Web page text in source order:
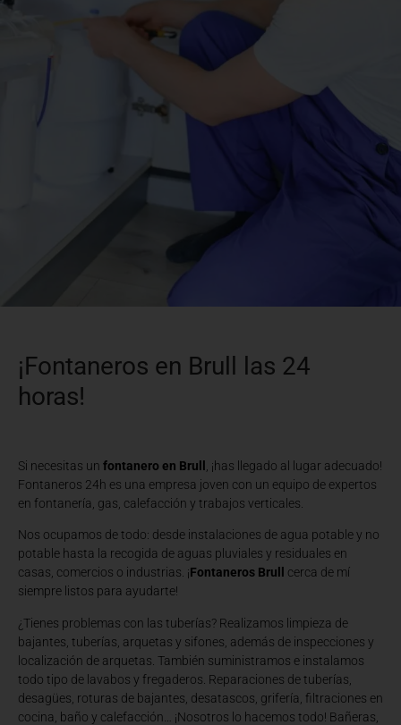
¡Fontaneros en Brull las 24
horas!
Si necesitas un fontanero en Brull
, ¡has llegado al lugar adecuado!
Fontaneros 24h es una empresa joven con un equipo de expertos
en fontanería, gas, calefacción y trabajos verticales.
Nos ocupamos de todo: desde instalaciones de agua potable y no
potable hasta la recogida de aguas pluviales y residuales en
casas, comercios o industrias. ¡Fontaneros Brull
cerca de mí
siempre listos para ayudarte!
¿Tienes problemas con las tuberías? Realizamos limpieza de
bajantes, tuberías, arquetas y sifones, además de inspecciones y
localización de arquetas. También suministramos e instalamos
todo tipo de lavabos y fregaderos. Reparaciones de tuberías,
desagües, roturas de bajantes, desatascos, grifería, filtraciones en
cocina, baño y calefacción… ¡Nosotros lo hacemos todo! Bañeras,